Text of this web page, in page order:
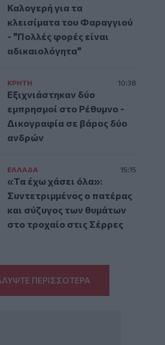
Καλογερή για τα
κλεισίματα του Φαραγγιού
- "Πολλές φορές είναι
αδικαιολόγητα"
ΚΡΗΤΗ 10:38
Εξιχνιάστηκαν δύο
εμπρησμοί στο Ρέθυμνο -
Δικογραφία σε βάρος δύο
ανδρών
ΕΛΛAΔΑ 15:15
«Τα έχω χάσει όλα»:
Συντετριμμένος ο πατέρας
και σύζυγος των θυμάτων
στο τροχαίο στις Σέρρες
ΠΕΡΙΣΣΟΤΕΡΑ